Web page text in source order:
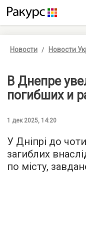
Новости Новости
В Днепре
погибших и
1 дек 2025, 14:20
У Дніпрі до
загиблих
по місту,